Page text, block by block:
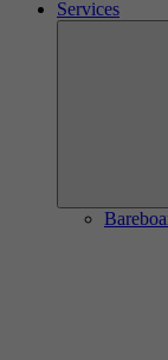
Services